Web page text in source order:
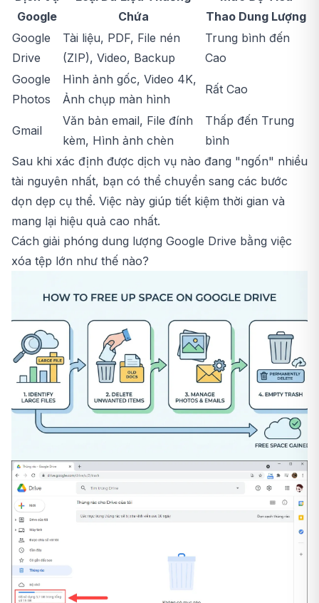
Google
Chứa
Thao Dung Lượng
Google
Drive
Tài liệu, PDF, File nén
(ZIP), Video, Backup
Trung bình đến
Cao
Google
Photos
Hình ảnh gốc, Video 4K,
Ảnh chụp màn hình
Rất Cao
Gmail
Văn bản email, File đính
kèm, Hình ảnh chèn
Thấp đến Trung
bình
Sau khi xác định được dịch vụ nào đang "ngốn" nhiều
tài nguyên nhất, bạn có thể chuyển sang các bước
dọn dẹp cụ thể. Việc này giúp tiết kiệm thời gian và
mang lại hiệu quả cao nhất.
Cách giải phóng dung lượng Google Drive bằng việc
xóa tệp lớn như thế nào?